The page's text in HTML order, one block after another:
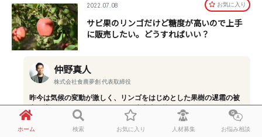
2022.07.08 お気に⼊り
サビ果のリンゴだけど糖度が高いので上手
に販売したい。どうすればいい？
仲野真人
株式会社食農夢創 代表取締役
昨今は気候の変動が激しく、リンゴをはじめとした果樹の遅霜の被
害が増えてしまっていますよね。生産者の皆さんにとっては1年に1
度しか収…
ホーム 検索 お気に入り 人材募集 お悩み相談